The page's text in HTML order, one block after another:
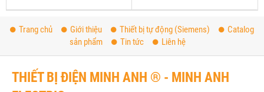
Trang chủ Giới thiệu Thiết bị tự động (Siemens)
Catalog
sản phẩm
Tin tức Liên hệ
THIẾT BỊ ĐIỆN MINH ANH ® - MINH ANH